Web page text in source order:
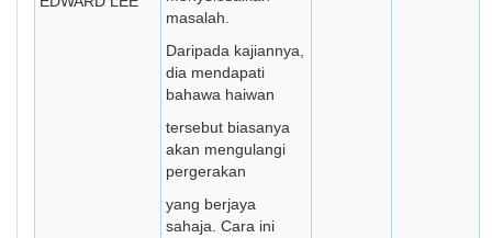
masalah.
Daripada kajiannya,
dia mendapati
bahawa haiwan
tersebut biasanya
akan mengulangi
pergerakan
yang berjaya
sahaja. Cara ini